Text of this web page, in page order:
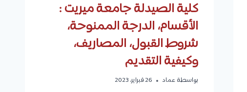
كلية الصيدلة جامعة ميريت :
الأقسام، الدرجة الممنوحة،
شروط القبول، المصاريف،
وكيفية التقديم
بواسطة عماد 26 فبراير، 2023